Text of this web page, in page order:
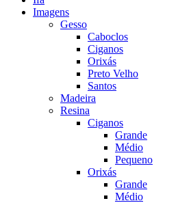
Imagens
Gesso
Caboclos
Ciganos
Orixás
Preto Velho
Santos
Madeira
Resina
Ciganos
Grande
Médio
Pequeno
Orixás
Grande
Médio